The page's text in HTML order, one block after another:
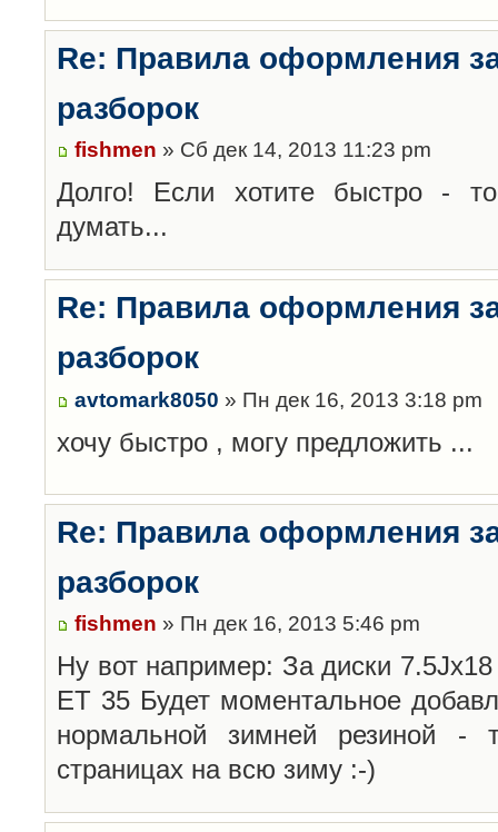
Re: Правила оформления
разборок
fishmen » Сб дек 14, 2013 11:23 pm
Долго! Если хотите быстро -
думать...
Re: Правила оформления
разборок
avtomark8050 » Пн дек 16, 2013 3:18 pm
хочу быстро , могу предложить ...
Re: Правила оформления
разборок
fishmen » Пн дек 16, 2013 5:46 pm
Ну вот например: За диски
ET 35 Будет моментальное
нормальной зимней резиной
страницах на всю зиму :-)